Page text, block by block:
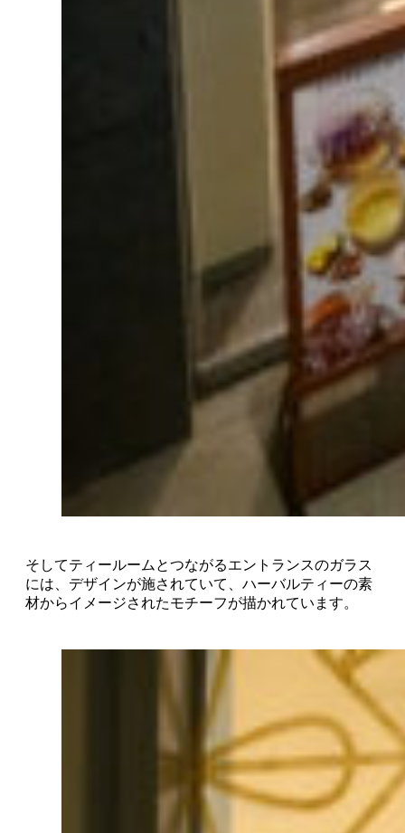
そしてティールームとつながるエントランスのガラス
には、デザインが施されていて、ハーバルティーの素
材からイメージされたモチーフが描かれています。